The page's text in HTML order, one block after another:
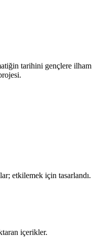
tarihini gençlere ilham
etkilemek için tasarlandı.
içerikler.